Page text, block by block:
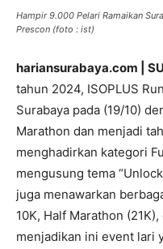
Hampir 9.000 Pelari Ramaikan
Prescon (foto : ist)
hariansurabaya.com |
tahun 2024, ISOPLUS
Surabaya pada (19/10)
Marathon dan menjadi
menghadirkan kategori
mengusung tema
juga menawarkan
10K, Half Marathon
menjadikan ini event lari